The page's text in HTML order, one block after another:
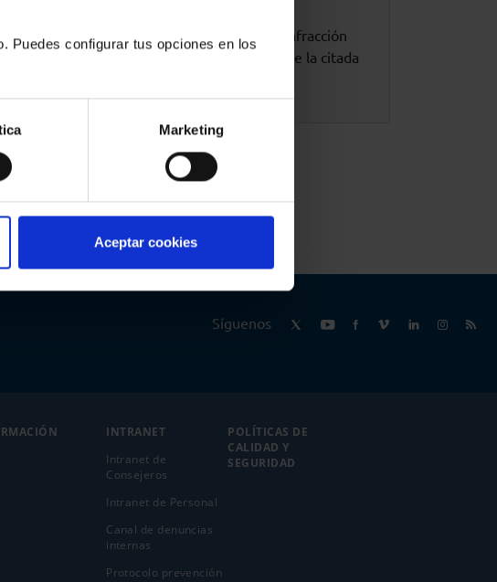
Puedes configurar tus opciones en los
Marketing
Aceptar cookies
sabiendas de su falsedad” se considera infracción
que la cometan [artículos 63.1.f) y 65.1.a) de la citada
Síguenos
INTRANET
Intranet de
Consejeros
Intranet de Personal
Canal de denuncias
internas
Protocolo prevención
POLÍTICAS DE
CALIDAD Y
SEGURIDAD